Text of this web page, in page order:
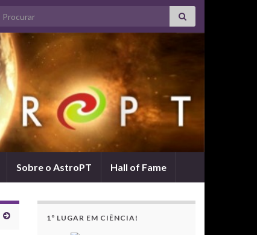
Search for:
Sobre o AstroPT Hall of Fame
1º LUGAR EM CIÊNCIA!